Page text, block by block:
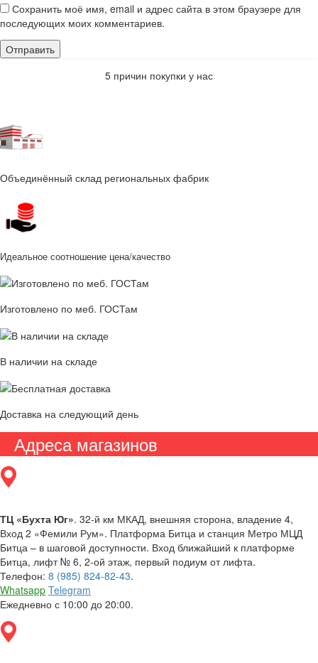
Сохранить моё имя, email и адрес сайта в этом браузере для
последующих моих комментариев.
5 причин покупки у нас
Объединённый склад региональных фабрик
Идеальное соотношение цена/качество
Изготовлено по меб. ГОСТам
В наличии на складе
Доставка на следующий день
Адреса магазинов
ТЦ «Бухта Юг». 32-й км МКАД, внешняя сторона, владение 4,
Вход 2 «Фемили Рум». Платформа Битца и станция Метро МЦД
Битца – в шаговой доступности. Вход ближайший к платформе
Битца, лифт № 6, 2-ой этаж, первый подиум от лифта.
Телефон: 8 (985) 824-82-43.
Whatsapp Telegram
Ежедневно с 10:00 до 20:00.